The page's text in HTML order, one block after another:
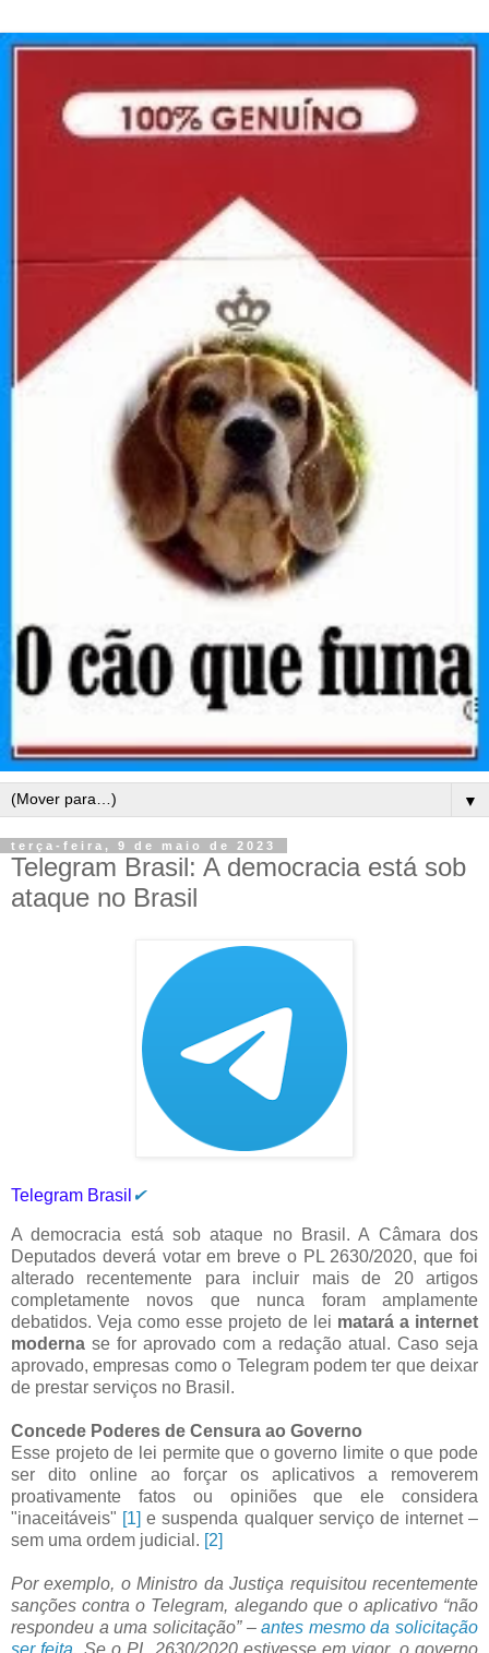
▼
terça-feira, 9 de maio de 2023
Telegram Brasil: A democracia está sob
ataque no Brasil
Telegram Brasil ✔
A democracia está sob ataque no Brasil. A Câmara dos
Deputados deverá votar em breve o PL 2630/2020, que foi
alterado recentemente para incluir mais de 20 artigos
completamente novos que nunca foram amplamente
debatidos. Veja como esse projeto de lei matará a internet
moderna se for aprovado com a redação atual. Caso seja
aprovado, empresas como o Telegram podem ter que deixar
de prestar serviços no Brasil.
Concede Poderes de Censura ao Governo
Esse projeto de lei permite que o governo limite o que pode
ser dito online ao forçar os aplicativos a removerem
proativamente fatos ou opiniões que ele considera
"inaceitáveis" [1] e suspenda qualquer serviço de internet –
sem uma ordem judicial. [2]
Por exemplo, o Ministro da Justiça requisitou recentemente
sanções contra o Telegram, alegando que o aplicativo “não
respondeu a uma solicitação” –antes mesmo da solicitação
ser feita. Se o PL 2630/2020 estivesse em vigor, o governo